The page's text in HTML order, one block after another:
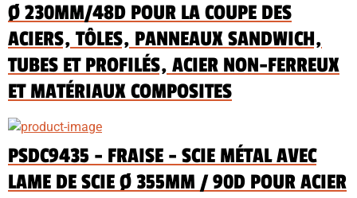
Ø 230MM/48D POUR LA COUPE DES
ACIERS, TÔLES, PANNEAUX SANDWICH,
TUBES ET PROFILÉS, ACIER NON-FERREUX
ET MATÉRIAUX COMPOSITES
PSDC9435 - FRAISE - SCIE MÉTAL AVEC
LAME DE SCIE Ø 355MM / 90D POUR ACIER